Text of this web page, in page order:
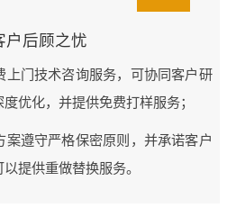
户后顾之忧
上门技术咨询服务，可协同客户研
优化，并提供免费打样服务；
案遵守严格保密原则，并承诺客户
提供重做替换服务。